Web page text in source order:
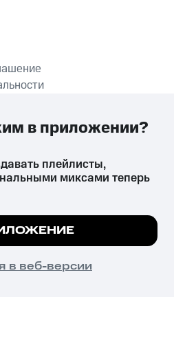
ПРИЛОЖЕНИЕ
причиняет вред здоровью,
и влечёт установленную
на сайте все
плейлисты,
миксами теперь
в веб-версии